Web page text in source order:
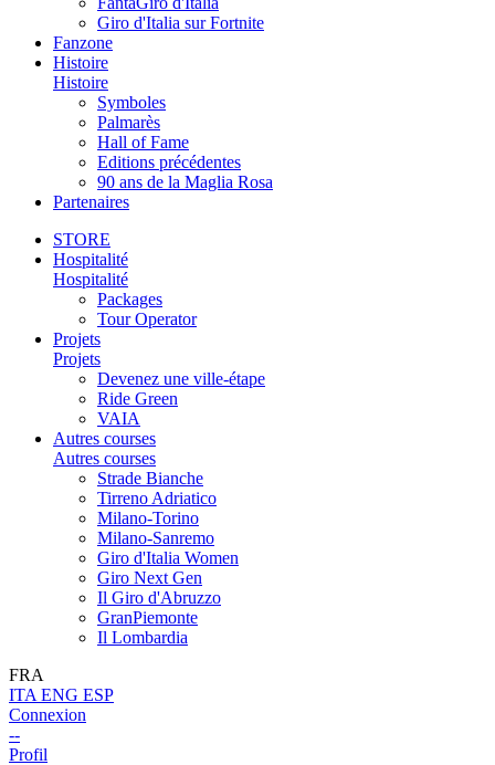
Giro d'Italia sur Fortnite
Fanzone
Histoire
Histoire
Symboles
Palmarès
Hall of Fame
Editions précédentes
90 ans de la Maglia Rosa
Partenaires
STORE
Hospitalité
Hospitalité
Packages
Tour Operator
Projets
Projets
Devenez une ville-étape
Ride Green
VAIA
Autres courses
Autres courses
Strade Bianche
Tirreno Adriatico
Milano-Torino
Milano-Sanremo
Giro d'Italia Women
Giro Next Gen
Il Giro d'Abruzzo
GranPiemonte
Il Lombardia
FRA
ITA ENG ESP
Connexion
--
Profil